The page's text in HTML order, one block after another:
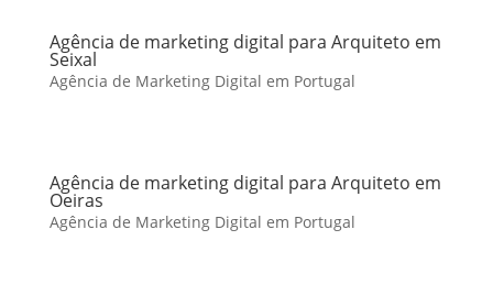
Agência de marketing digital para Arquiteto em
Seixal
Agência de Marketing Digital em Portugal
Agência de marketing digital para Arquiteto em
Oeiras
Agência de Marketing Digital em Portugal